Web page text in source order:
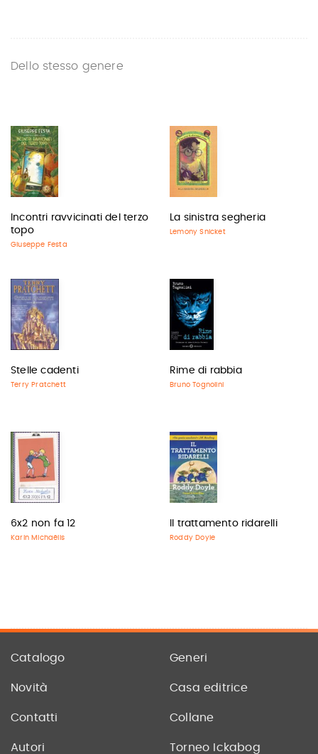
Dello stesso genere
Incontri ravvicinati del terzo
topo
Giuseppe Festa
La sinistra segheria
Lemony Snicket
Stelle cadenti
Terry Pratchett
Rime di rabbia
Bruno Tognolini
6x2 non fa 12
Karin Michaëlis
Il trattamento ridarelli
Roddy Doyle
Catalogo Generi
Novità Casa editrice
Contatti Collane
Autori Torneo Ickabog